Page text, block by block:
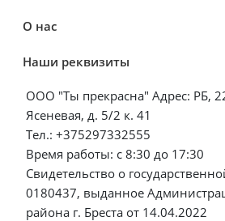
О нас
Наши реквизиты
ООО "Ты прекрасна" Адрес: РБ,
Ясеневая, д. 5/2 к. 41
Тел.: +375297332555
Время работы: с 8:30 до 17:30
Свидетельство о
0180437, выданное
района г. Бреста от 14.04.2022